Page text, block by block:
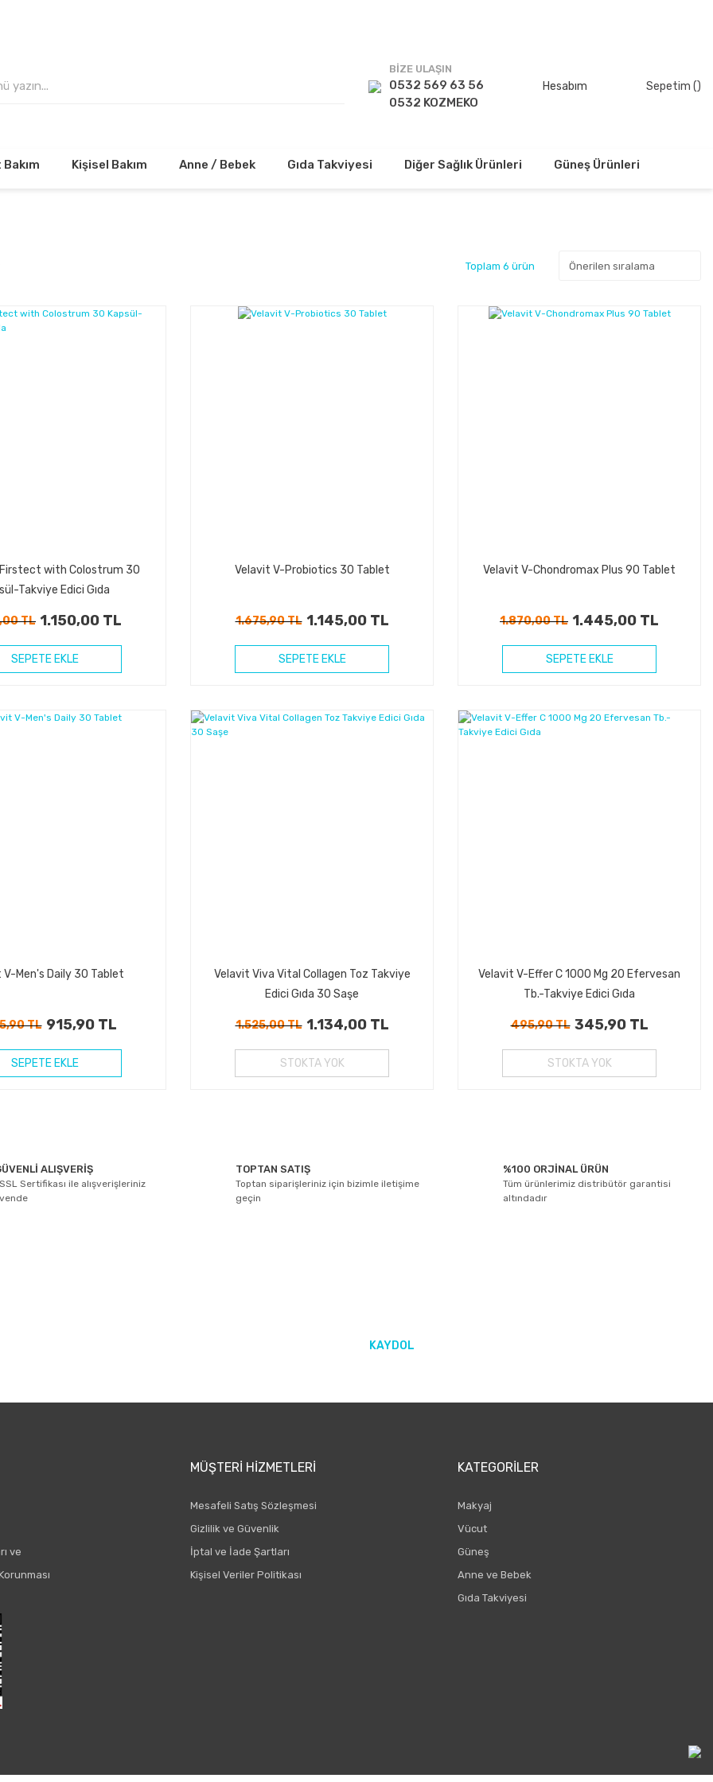
BİZE ULAŞIN
0532 569 63 56
0532 KOZMEKO
Hesabım Sepetim ()
Kişisel Bakım Anne / Bebek Gıda Takviyesi Diğer Sağlık Ürünleri Güneş Ürünleri
Toplam 6 ürün
with Colostrum 30
Takviye Edici Gıda
TL 1.150,00 TL
SEPETE EKLE
Velavit V-Probiotics 30 Tablet
1.675,90 TL 1.145,00 TL
SEPETE EKLE
Velavit V-Chondromax Plus 90 Tablet
1.870,00 TL 1.445,00 TL
SEPETE EKLE
V-Men's Daily 30 Tablet
TL 915,90 TL
SEPETE EKLE
Velavit Viva Vital Collagen Toz Takviye
Edici Gıda 30 Saşe
1.525,00 TL 1.134,00 TL
STOKTA YOK
Velavit V-Effer C 1000 Mg 20 Efervesan
Tb.-Takviye Edici Gıda
495,90 TL 345,90 TL
STOKTA YOK
ALIŞVERİŞ
Sertifikası ile alışverişleriniz
TOPTAN SATIŞ
Toptan siparişleriniz için bizimle iletişime
geçin
%100 ORJİNAL ÜRÜN
Tüm ürünlerimiz distribütör garantisi
altındadır
KAYDOL
ve
MÜŞTERI HIZMETLERI
Mesafeli Satış Sözleşmesi
Gizlilik ve Güvenlik
İptal ve İade Şartları
Kişisel Veriler Politikası
KATEGORILER
Makyaj
Vücut
Güneş
Anne ve Bebek
Gıda Takviyesi